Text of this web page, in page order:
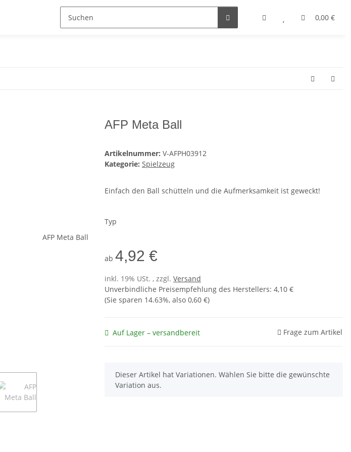
0,00 €
AFP Meta Ball
Artikelnummer: V-AFPH03912
Kategorie: Spielzeug
Einfach den Ball schütteln und die Aufmerksamkeit ist geweckt!
Typ
ab 4,92 €
inkl. 19% USt. , zzgl. Versand
Unverbindliche Preisempfehlung des Herstellers: 4,10 €
(Sie sparen 14.63%, also 0,60 €)
Auf Lager – versandbereit Frage zum Artikel
x
Dieser Artikel hat Variationen. Wählen Sie bitte die gewünschte
Variation aus.